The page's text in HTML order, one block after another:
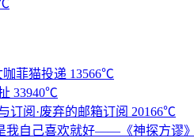
菲猫投递 13566℃
33940℃
订阅·废弃的邮箱订阅 20166℃
我自己喜欢就好——《神探方谬》